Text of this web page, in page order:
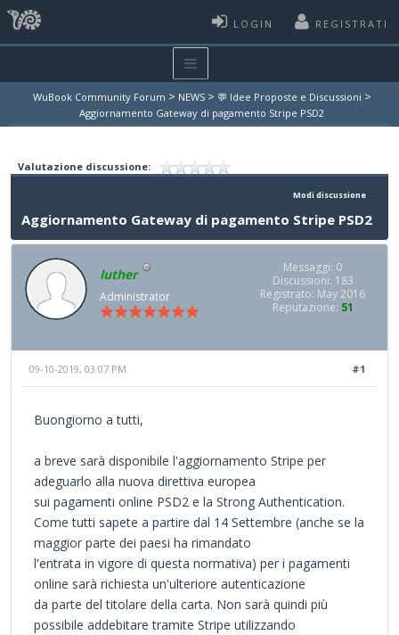
LOGIN REGISTRATI
WuBook Community Forum > NEWS > 💬 Idee Proposte e Discussioni >
Aggiornamento Gateway di pagamento Stripe PSD2
Valutazione discussione:
Modi discussione
Aggiornamento Gateway di pagamento Stripe PSD2
luther
Administrator
Messaggi: 0
Discussioni: 183
Registrato: May 2016
Reputazione: 51
#1
09-10-2019, 03:07 PM
Buongiorno a tutti,
a breve sarà disponibile l'aggiornamento Stripe per
adeguarlo alla nuova direttiva europea
sui pagamenti online PSD2 e la Strong Authentication.
Come tutti sapete a partire dal 14 Settembre (anche se la
maggior parte dei paesi ha rimandato
l'entrata in vigore di questa normativa) per i pagamenti
online sarà richiesta un'ulteriore autenticazione
da parte del titolare della carta. Non sarà quindi più
possibile addebitare tramite Stripe utilizzando